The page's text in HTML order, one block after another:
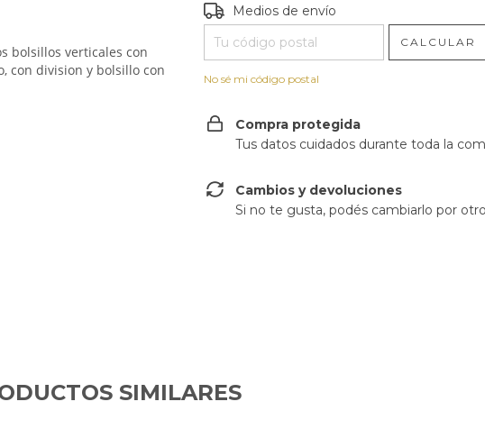
bolsillos verticales con
con division y bolsillo con
Entregas para el CP:
Medios de envío
CALCULAR
No sé mi código postal
Compra protegida
Tus datos cuidados durante toda la
Cambios y devoluciones
Si no te gusta, podés cambiarlo por
SIMILARES